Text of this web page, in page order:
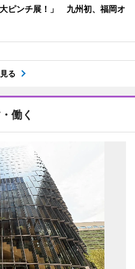
ピンチ展！」 九州初、福岡オ
る
働く